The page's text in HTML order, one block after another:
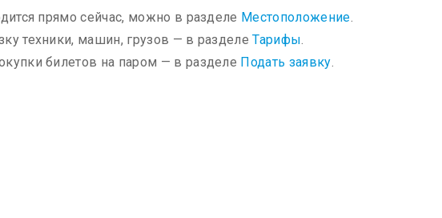
прямо сейчас, можно в разделе Местоположение
техники, машин, грузов — в разделеТарифы
билетов на паром — в разделе Подать заявку